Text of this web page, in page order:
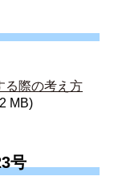
る際の考え方
MB)
号